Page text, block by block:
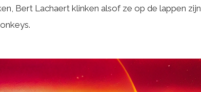
Bert Lachaert klinken alsof ze op de lappen zijn